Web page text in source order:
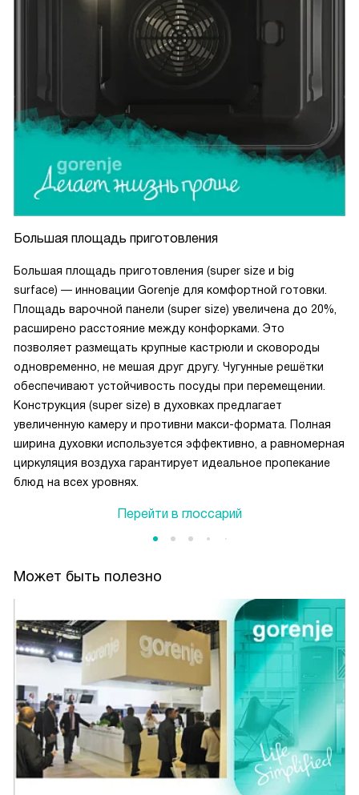
Большая площадь приготовления
Большая площадь приготовления (super size и big
surface) — инновации Gorenje для комфортной готовки.
Площадь варочной панели (super size) увеличена до 20%,
расширено расстояние между конфорками. Это
позволяет размещать крупные кастрюли и сковороды
одновременно, не мешая друг другу. Чугунные решётки
обеспечивают устойчивость посуды при перемещении.
Конструкция (super size) в духовках предлагает
увеличенную камеру и противни макси-формата. Полная
ширина духовки используется эффективно, а равномерная
циркуляция воздуха гарантирует идеальное пропекание
блюд на всех уровнях.
Перейти в глоссарий
Может быть полезно